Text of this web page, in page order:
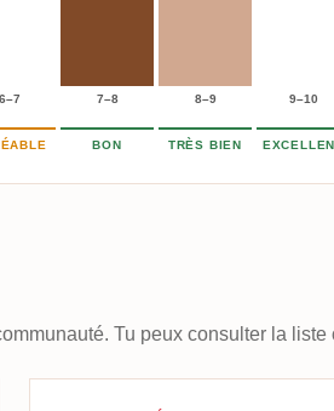
6–7 7–8 8–9 9–10
BON TRÈS BIEN
Tu peux consulter la